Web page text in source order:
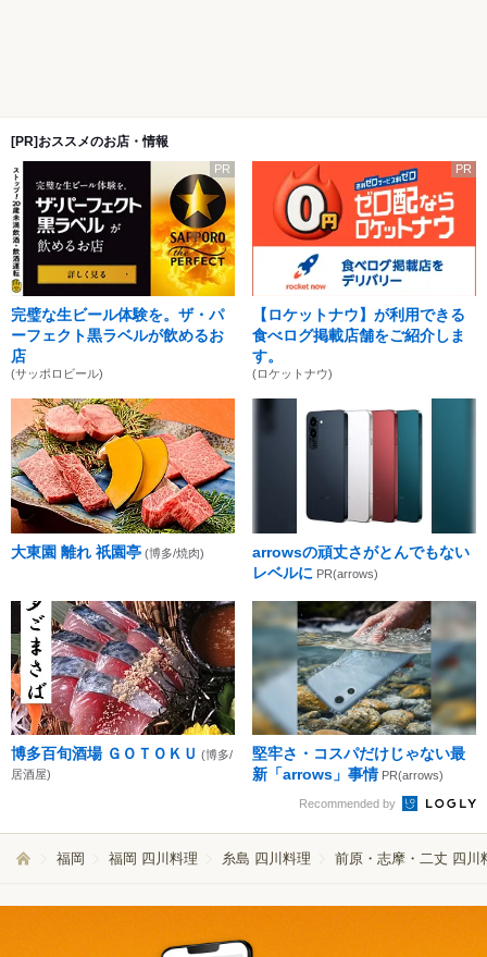
[PR]おススメのお店・情報
PR
完璧な生ビール体験を。ザ・パ
ーフェクト黒ラベルが飲めるお
店
(サッポロビール)
PR
【ロケットナウ】が利用できる
食べログ掲載店舗をご紹介しま
す。
(ロケットナウ)
大東園 離れ 祇園亭 (博多/焼肉)
arrowsの頑丈さがとんでもない
レベルに PR(arrows)
博多百旬酒場 ＧＯＴＯＫＵ (博多/
居酒屋)
堅牢さ・コスパだけじゃない最
新「arrows」事情 PR(arrows)
Recommended by
福岡 福岡 四川料理 糸島 四川料理 前原・志摩・二丈 四川